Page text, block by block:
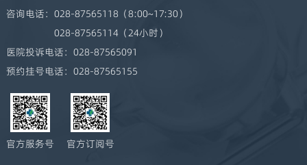
咨询电话： 028-87565118（8:00~17:30）
028-87565114（24小时）
医院投诉电话： 028-87565091
预约挂号电话： 028-87565155
官方服务号 官方订阅号